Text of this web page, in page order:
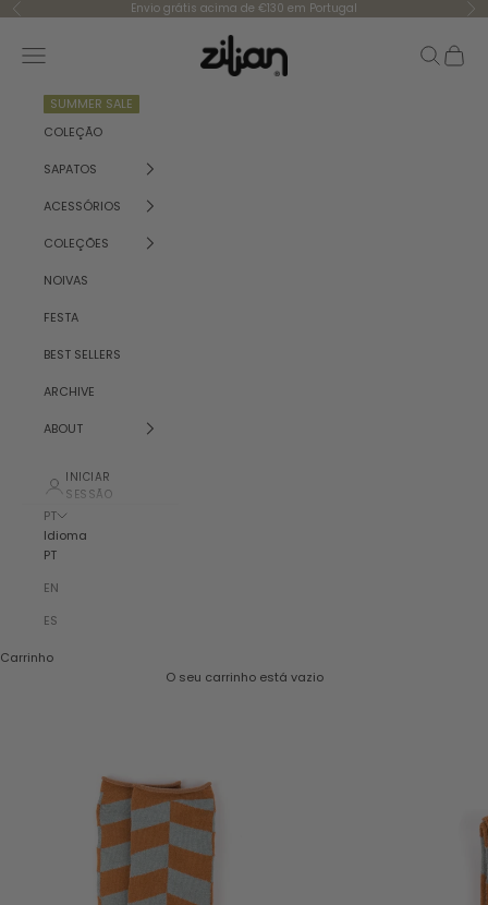
Saltar para o conteúdo
Anterior Envio grátis acima de €130 em Portugal
Zilian
Menu Pesquisar
SUMMER SALE
COLEÇÃO
SAPATOS
ACESSÓRIOS
COLEÇÕES
NOIVAS
FESTA
BEST SELLERS
ARCHIVE
ABOUT
INICIAR
SESSÃO
PT
Idioma
PT
EN
ES
Carrinho
O seu carrinho está vazio